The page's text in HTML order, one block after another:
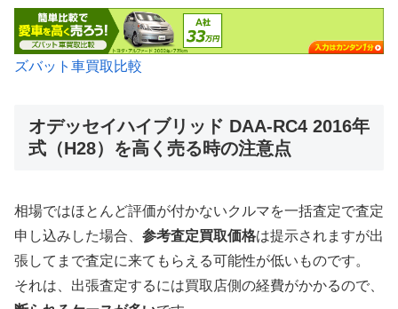
ズバット車買取比較
オデッセイハイブリッド DAA-RC4 2016年
式（H28）を高く売る時の注意点
相場ではほとんど評価が付かないクルマを一括査定で査定
申し込みした場合、 参考査定買取価格は提示されますが出
張してまで査定に来てもらえる可能性が低いものです。
それは、出張査定するには買取店側の経費がかかるので、